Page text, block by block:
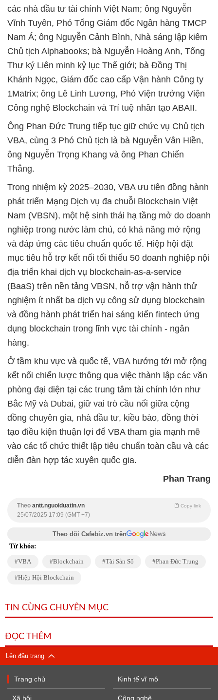
các nhà đầu tư tài chính Việt Nam; ông Nguyễn
Vĩnh Tuyên, Phó Tổng Giám đốc Ngân hàng TMCP
Nam Á; ông Nguyễn Cảnh Bình, Nhà sáng lập kiêm
Chủ tịch Alphabooks; bà Nguyễn Hoàng Anh, Tổng
Thư ký Liên minh kỷ lục Thế giới; bà Đồng Thị
Khánh Ngọc, Giám đốc cao cấp Vận hành Công ty
1Matrix; ông Lê Linh Lương, Phó Viện trưởng Viện
Công nghệ Blockchain và Trí tuệ nhân tạo ABAII.
Ông Phan Đức Trung tiếp tục giữ chức vụ Chủ tịch
VBA, cùng 3 Phó Chủ tịch là bà Nguyễn Vân Hiền,
ông Nguyễn Trọng Khang và ông Phan Chiến
Thắng.
Trong nhiệm kỳ 2025–2030, VBA ưu tiên đồng hành
phát triển Mạng Dịch vụ đa chuỗi Blockchain Việt
Nam (VBSN), một hệ sinh thái hạ tầng mở do doanh
nghiệp trong nước làm chủ, có khả năng mở rộng
và đáp ứng các tiêu chuẩn quốc tế. Hiệp hội đặt
mục tiêu hỗ trợ kết nối tối thiểu 50 doanh nghiệp nội
địa triển khai dịch vụ blockchain-as-a-service
(BaaS) trên nền tảng VBSN, hỗ trợ vận hành thử
nghiệm ít nhất ba dịch vụ công sử dụng blockchain
và đồng hành phát triển hai sáng kiến fintech ứng
dụng blockchain trong lĩnh vực tài chính - ngân
hàng.
Ở tầm khu vực và quốc tế, VBA hướng tới mở rộng
kết nối chiến lược thông qua việc thành lập các văn
phòng đại diện tại các trung tâm tài chính lớn như
Bắc Mỹ và Dubai, giữ vai trò cầu nối giữa cộng
đồng chuyên gia, nhà đầu tư, kiều bào, đồng thời
tạo điều kiện thuận lợi để VBA tham gia mạnh mẽ
vào các tổ chức thiết lập tiêu chuẩn toàn cầu và các
diễn đàn hợp tác xuyên quốc gia.
Phan Trang
Theo antt.nguoiduatin.vn Copy link
25/07/2025 17:09 (GMT +7)
Theo dõi Cafebiz.vn trên
Từ khóa:
VBA Blockchain Tài Sản Số Phan Đức Trung
Hiệp Hội Blockchain
TIN CÙNG CHUYÊN MỤC
ĐỌC THÊM
Lên đầu trang
Trang chủ
Xã hội
Kinh tế vĩ mô
Công nghệ